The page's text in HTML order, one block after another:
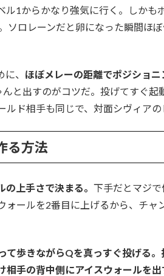
ル1からかなり強気に行く。しかも
ソロレーンだと卵になった瞬間ほ
、 ほぼメレーの距離でポジショニ
と出すのがコツだ。投げてすぐ起
ド相手も同じで、対面シヴィアの
る方法
上手さで決まる。 下手だとマジ
ォールを2番目に上げるから、チ
歩きながらQを真っすぐ投げる。
相手の背中側にアイスウォールを